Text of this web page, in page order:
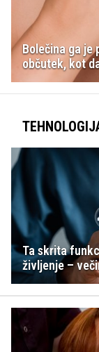
Bolečina ga je
občutek, kot
Ta skrita
življenje –